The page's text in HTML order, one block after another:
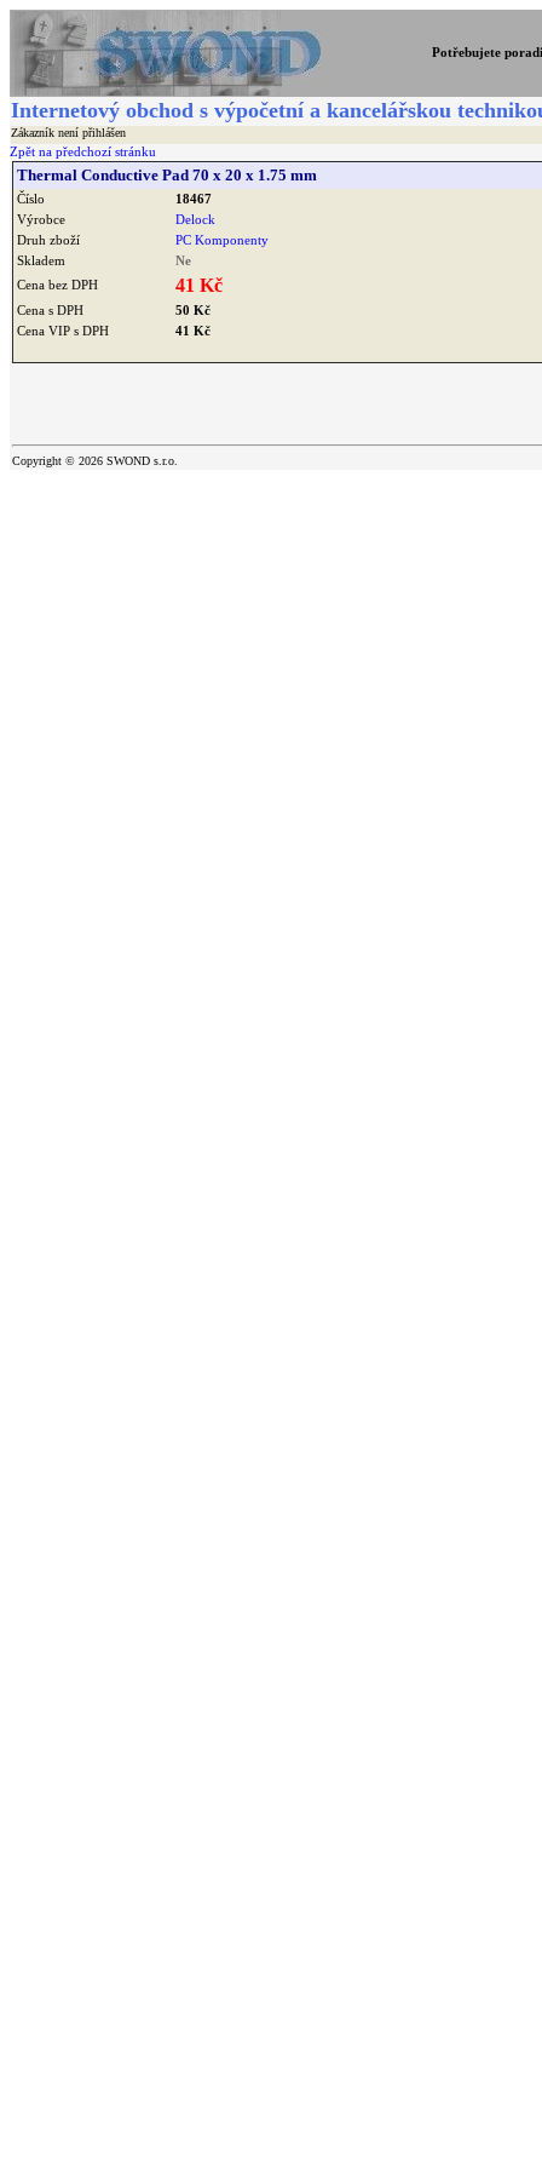
Potřebujete
Internetový obchod s výpočetní a kancelářskou
Zákazník není přihlášen
Zpět na předchozí stránku
Thermal Conductive Pad 70 x 20 x 1.75 mm
Číslo
18467
Výrobce
Delock
Druh zboží
PC Komponenty
Skladem
Ne
Cena bez DPH
41 Kč
Cena s DPH
50 Kč
Cena VIP s DPH
41 Kč
Copyright © 2026 SWOND s.r.o.